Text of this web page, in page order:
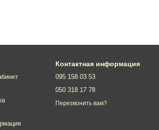
Контактная информация
095 158 03 53
050 318 17 78
Перезвонить вам?